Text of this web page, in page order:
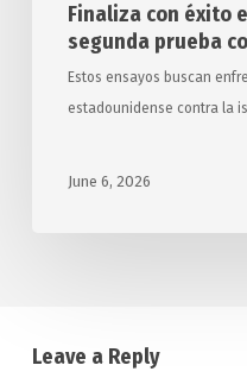
Finaliza con éxito
segunda prueba
Estos ensayos buscan
estadounidense contra la
June 6, 2026
Leave a Reply